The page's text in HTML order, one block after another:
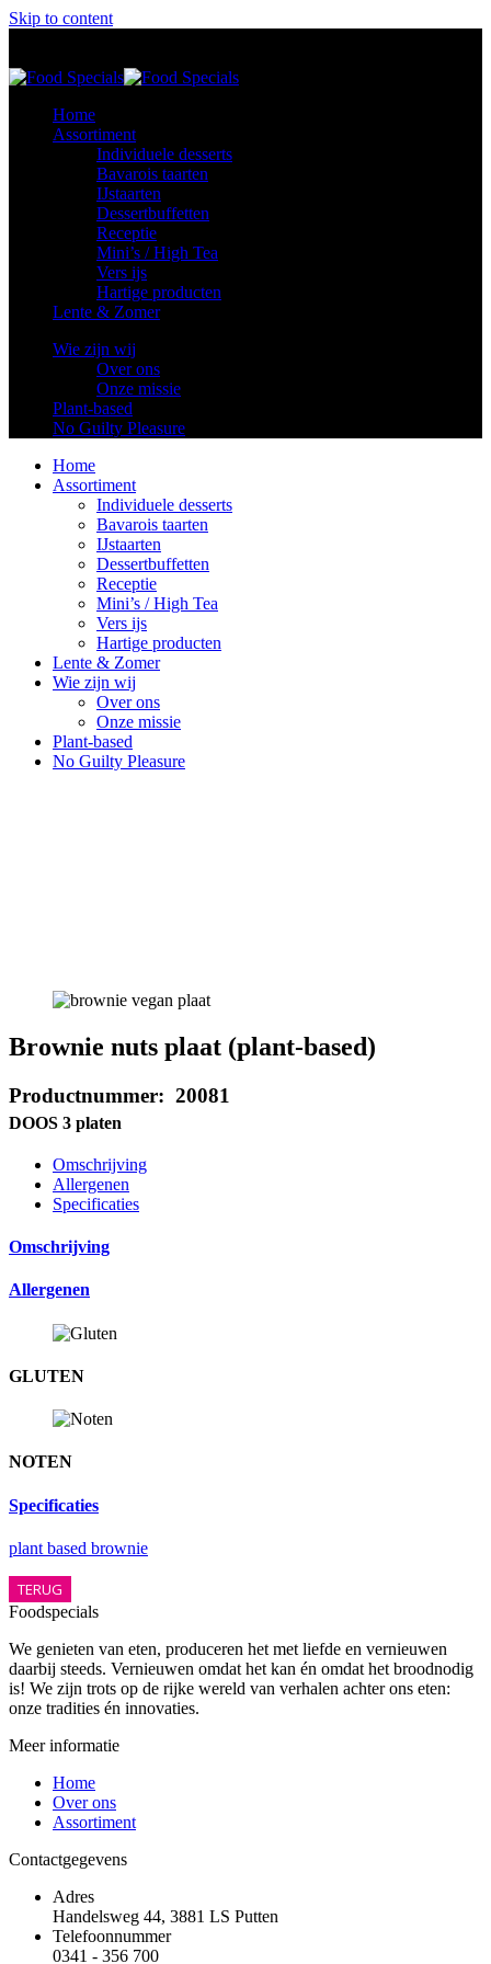
Skip to content
Home
Assortiment
Individuele desserts
Bavarois taarten
IJstaarten
Dessertbuffetten
Receptie
Mini’s / High Tea
Vers ijs
Hartige producten
Lente & Zomer
Wie zijn wij
Over ons
Onze missie
Plant-based
No Guilty Pleasure
Home
Assortiment
Individuele desserts
Bavarois taarten
IJstaarten
Dessertbuffetten
Receptie
Mini’s / High Tea
Vers ijs
Hartige producten
Lente & Zomer
Wie zijn wij
Over ons
Onze missie
Plant-based
No Guilty Pleasure
Brownie nuts plaat (plant-based)
Productnummer: 20081
DOOS 3 platen
Omschrijving
Allergenen
Specificaties
Omschrijving
Allergenen
GLUTEN
NOTEN
Specificaties
plant based brownie
TERUG
Foodspecials
We genieten van eten, produceren het met liefde en vernieuwen
daarbij steeds. Vernieuwen omdat het kan én omdat het broodnodig
is! We zijn trots op de rijke wereld van verhalen achter ons eten:
onze tradities én innovaties.
Meer informatie
Home
Over ons
Assortiment
Contactgegevens
Adres
Handelsweg 44, 3881 LS Putten
Telefoonnummer
0341 - 356 700